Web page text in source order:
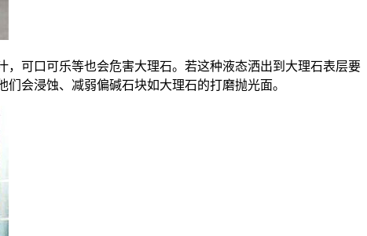
可口可乐等也会危害大理石。若这种液态洒出到大理石表层要
会浸蚀、减弱偏碱石块如大理石的打磨抛光面。